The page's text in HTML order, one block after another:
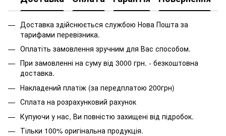
Доставка здійснюється службою Нова Пошта за
тарифами перевізника.
Оплатіть замовлення зручним для Вас способом.
При замовленні на суму від 3000 грн. - безкоштовна
доставка.
Накладений платіж (за передплатою 200грн)
Сплата на розрахунковий рахунок
Купуючи у нас, Ви повністю захищені від підробок.
Тільки 100% оригінальна продукція.